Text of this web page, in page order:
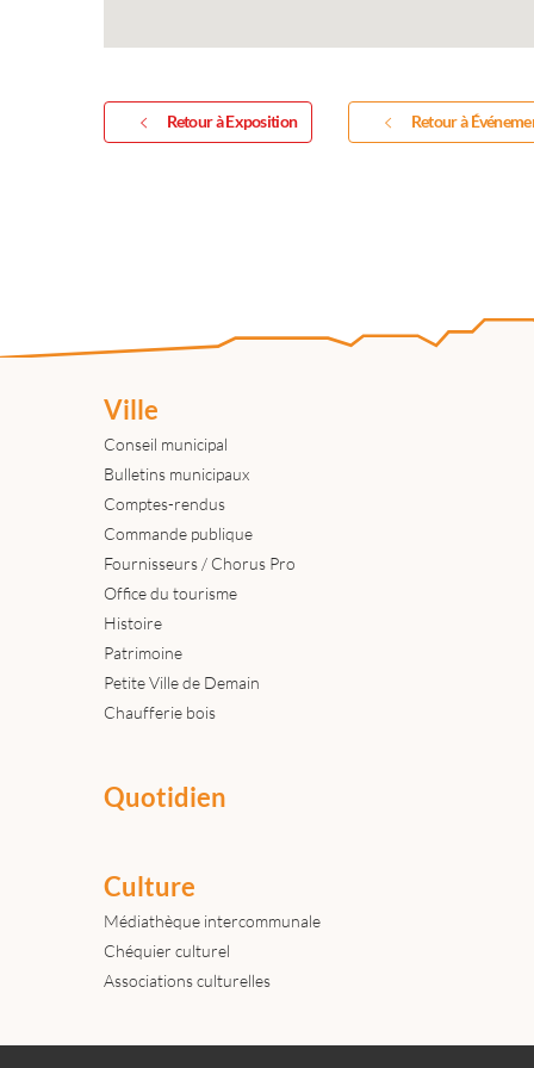
Retour à Exposition Retour à
Ville
Conseil municipal
Bulletins municipaux
Comptes-rendus
Commande publique
Fournisseurs / Chorus Pro
Office du tourisme
Histoire
Patrimoine
Petite Ville de Demain
Chaufferie bois
Quotidien
Culture
Médiathèque intercommunale
Chéquier culturel
Associations culturelles